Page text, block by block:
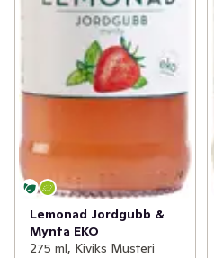
Lemonad Jordgubb &
Mynta EKO
275 ml, Kiviks Musteri